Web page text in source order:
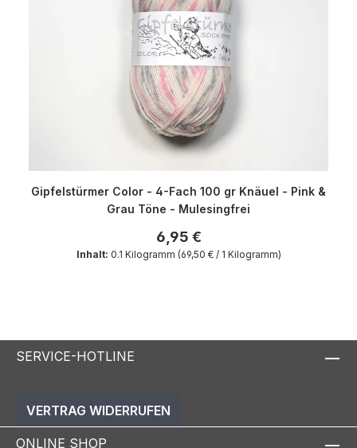
Gipfelstürmer Color - 4-Fach 100 gr Knäuel - Pink &
Grau Töne - Mulesingfrei
6,95 €
Inhalt: 0.1 Kilogramm (69,50 € / 1 Kilogramm)
SERVICE-HOTLINE
VERTRAG WIDERRUFEN
ONLINE SHOP